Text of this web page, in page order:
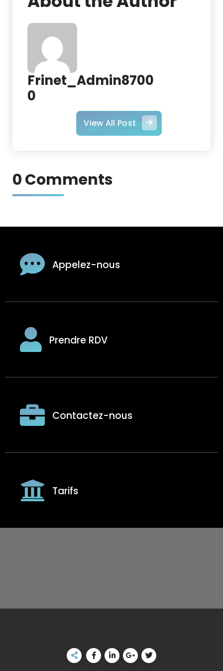
Frinet_Admin8700
0
View All Post
0 Comments
Appelez-nous
Prendre RDV
Contactez-nous
Tarifs